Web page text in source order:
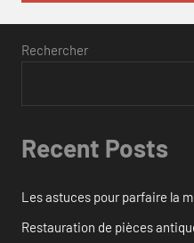
Rechercher
Recent Posts
Les astuces pour parfaire la
Restauration de pièces